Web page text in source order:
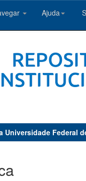
Ajuda
Federal